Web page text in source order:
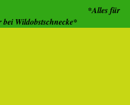
*Alles für
bei Wildobstschnecke*